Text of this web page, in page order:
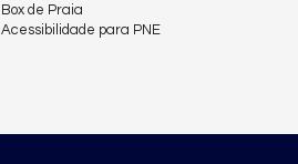
Box de Praia
Acessibilidade para PNE